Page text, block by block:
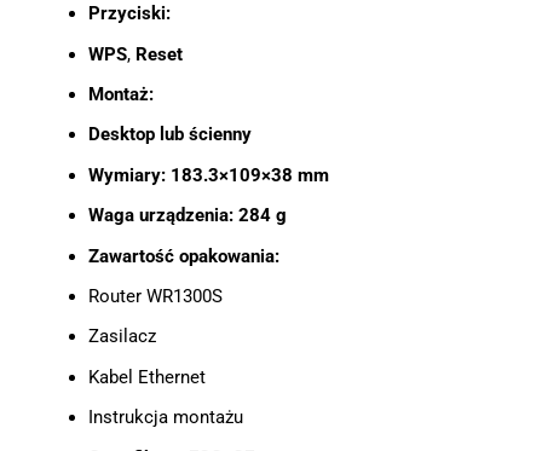
Przyciski:
WPS, Reset
Montaż:
Desktop lub ścienny
Wymiary: 183.3×109×38 mm
Waga urządzenia: 284 g
Zawartość opakowania:
Router WR1300S
Zasilacz
Kabel Ethernet
Instrukcja montażu